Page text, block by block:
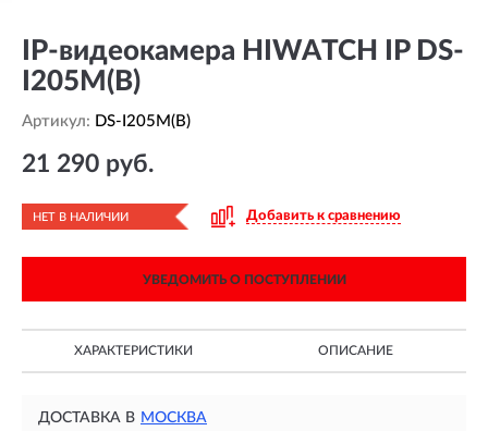
IP-видеокамера HIWATCH IP DS-
I205M(B)
Артикул: DS-I205M(B)
21 290 руб.
НЕТ В НАЛИЧИИ Добавить к сравнению
УВЕДОМИТЬ О ПОСТУПЛЕНИИ
ХАРАКТЕРИСТИКИ ОПИСАНИЕ
ДОСТАВКА В МОСКВА